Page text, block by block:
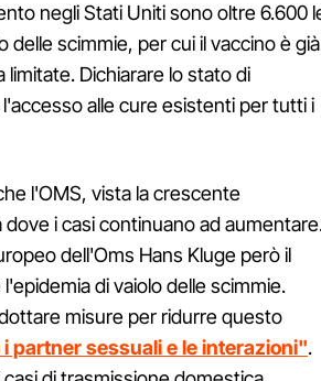
negli Stati Uniti sono oltre 6.600
delle scimmie, per cui il vaccino è già
Dichiarare lo stato di
alle cure esistenti per tutti i
l'OMS, vista la crescente
i casi continuano ad
dell'Oms Hans Kluge però il
di vaiolo delle scimmie.
misure per ridurre questo
partner sessuali e le interazioni".